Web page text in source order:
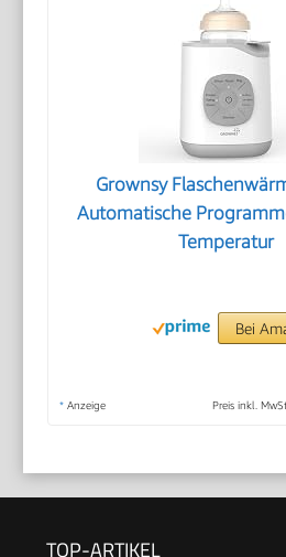
Grownsy
Automatische
Temperatur
Bei
* Anzeige Preis inkl.
TOP-ARTIKEL